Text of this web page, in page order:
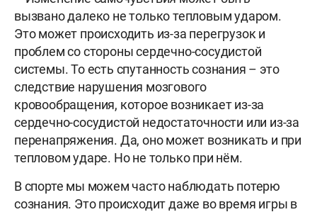
вызвано далеко не только тепловым ударом.
Это может происходить из-за перегрузок и
проблем со стороны сердечно-сосудистой
системы. То есть спутанность сознания – это
следствие нарушения мозгового
кровообращения, которое возникает из-за
сердечно-сосудистой недостаточности или из-за
перенапряжения. Да, оно может возникать и при
тепловом ударе. Но не только при нём.
В спорте мы можем часто наблюдать потерю
сознания. Это происходит даже во время игры в